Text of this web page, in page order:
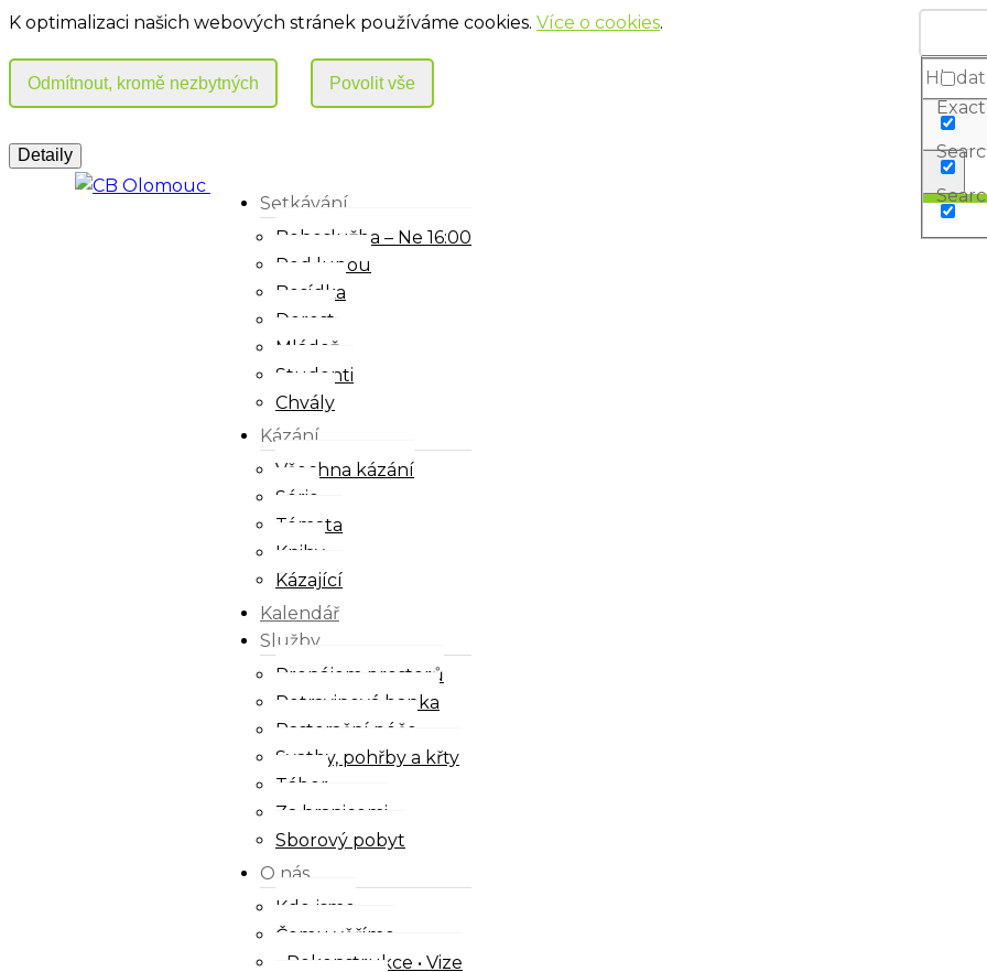
K optimalizaci našich webových stránek používáme cookies. Více o cookies.
Setkávání
Bohoslužba – Ne 16:00
Pod lupou
Besídka
Dorost
Mládež
Studenti
Chvály
Kázání
Všechna kázání
Série
Témata
Knihy
Kázající
Kalendář
Služby
Pronájem prostorů
Potravinová banka
Pastorační péče
Svatby, pohřby a křty
Tábor
Za hranicemi
Sborový pobyt
O nás
Kdo jsme
Čemu věříme
Rekonstrukce • Vize